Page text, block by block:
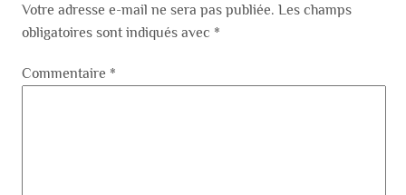
Votre adresse e-mail ne sera pas publiée. Les champs
obligatoires sont indiqués avec *
Commentaire *